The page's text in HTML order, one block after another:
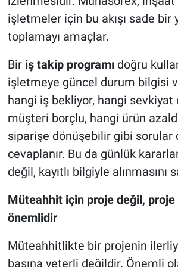
işletmeler için bu akışı sade bir
toplamayı amaçlar.
Bir iş takip programıdoğru
işletmeye güncel durum bilgisi
hangi iş bekliyor, hangi sevkiyat
müşteri borçlu, hangi ürün
siparişe dönüşebilir gibi sorular
cevaplanır. Bu da günlük
değil, kayıtlı bilgiyle alınmasını
Müteahhit için proje değil, proje
önemlidir
Müteahhitlikte bir projenin
başına yeterli değildir. Önemli